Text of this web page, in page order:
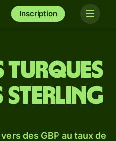
Inscription
turques
sterling
des GBP au taux de